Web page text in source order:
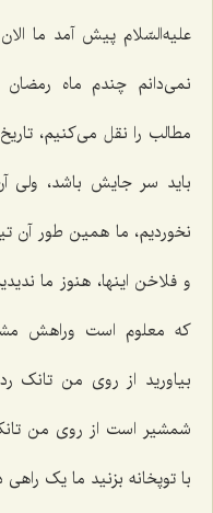
نمی‌دانم چندم ماه
مطالب را نقل می‌کنیم،
باید سر جایش باشد، ولی
نخوردیم، ما همین طور آن
و فلاخن اینها، هنوز ما
که معلوم است وراهش
بیاورید از روی من تانک
شمشیر است از روی من
با توپخانه بزنید ما یک